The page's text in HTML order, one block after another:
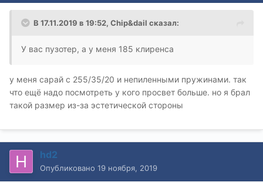
В 17.11.2019 в 19:52, Chip&dail сказал:
У вас пузотер, а у меня 185 клиренса
у меня сарай с 255/35/20 и непиленными пружинами. так
что ещё надо посмотреть у кого просвет больше. но я брал
такой размер из-за эстетической стороны
hd2
Опубликовано 19 ноября, 2019